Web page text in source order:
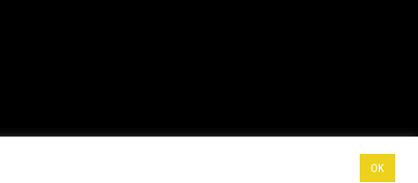
OK